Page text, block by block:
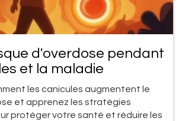
d'overdose pendant
et la maladie
les canicules augmentent le
et apprenez les stratégies
protéger votre santé et réduire les